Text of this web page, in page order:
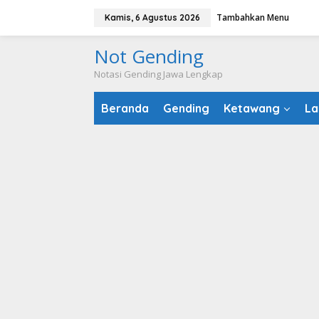
konten
Kamis, 6 Agustus 2026 Tambahkan Menu
Not Gending
Notasi Gending Jawa Lengkap
Beranda Gending Ketawang